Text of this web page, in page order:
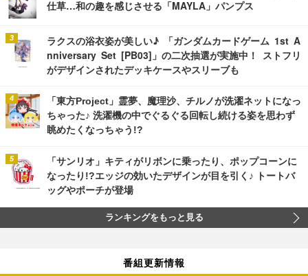
仕草…和の趣を感じさせる「MAYLA」パンプス
ラクスの浴衣姿が美しい♪ 「ガンダムカードゲーム 1st A
nniversary Set [PB03]」の二次抽選が実施中！ ストフリ
がデザインされたデッキケースやスリーブも
「東方Project」霊夢、魔理沙、チルノが洗濯ネットになっ
ちゃった♪ 洗濯機の中でぐるぐる回転し続ける姿を思わず
眺めたくなっちゃう!?
「サンリオ」キティがリボンに乗ったり、ポップコーンに
なったり!?エッジの効いたデザインが目を引く♪ トートバ
ッグやポーチが登場
ランキングをもっと見る
番組更新情報